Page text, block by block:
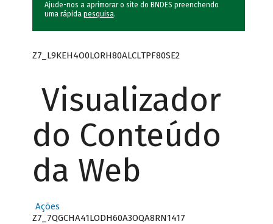
Ajude-nos a aprimorar o site do BNDES preenchendo
uma rápida pesquisa.
Z7_L9KEH4O0LORH80ALCLTPF80SE2
Visualizador
do Conteúdo
da Web
Ações
Z7_7QGCHA41LODH60A3OQA8RN1417